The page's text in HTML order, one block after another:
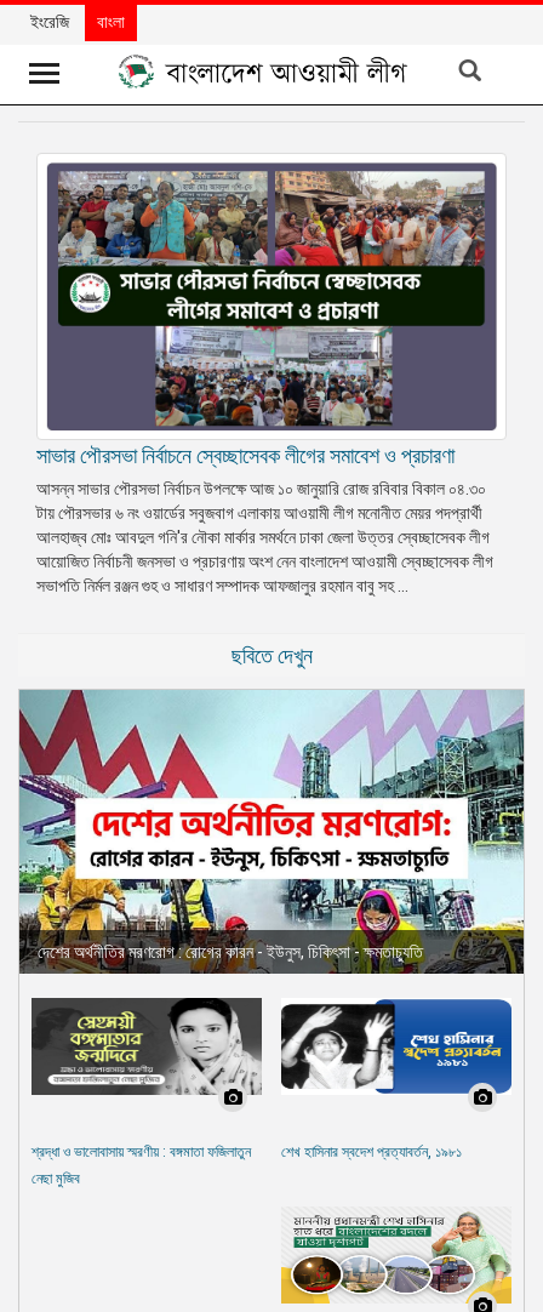
উন্নয়নের
নিউজলেটার
প্রেস
রিলিজ
গ্যালারি
বিএনপি-
জামায়াত
সহিংসতা
সংগঠন
নির্বাচনী
ইশতেহার
ইংরেজি বাংলা
সাভার পৌরসভা নির্বাচনে স্বেচ্ছাসেবক লীগের সমাবেশ ও প্রচারণা
আসন্ন সাভার পৌরসভা নির্বাচন উপলক্ষে আজ ১০ জানুয়ারি রোজ রবিবার বিকাল ০৪.৩০
টায় পৌরসভার ৬ নং ওয়ার্ডের সবুজবাগ এলাকায় আওয়ামী লীগ মনোনীত মেয়র পদপ্রার্থী
আলহাজ্ব মোঃ আবদুল গনি'র নৌকা মার্কার সমর্থনে ঢাকা জেলা উত্তর স্বেচ্ছাসেবক লীগ
আয়োজিত নির্বাচনী জনসভা ও প্রচারণায় অংশ নেন বাংলাদেশ আওয়ামী স্বেচ্ছাসেবক লীগ
সভাপতি নির্মল রঞ্জন গুহ ও সাধারণ সম্পাদক আফজালুর রহমান বাবু সহ ...
ছবিতে দেখুন
দেশের অর্থনীতির মরণরোগ : রোগের কারন - ইউনুস, চিকিৎসা - ক্ষমতাচ্যুতি
শ্রদ্ধা ও ভালোবাসায় স্মরণীয় : বঙ্গমাতা ফজিলাতুন
নেছা মুজিব
শেখ হাসিনার স্বদেশ প্রত্যাবর্তন, ১৯৮১